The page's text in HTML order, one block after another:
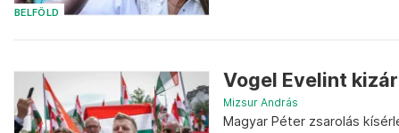
BELFÖLD
Vogel Evelint
Mizsur András
Magyar Péter zsarolás